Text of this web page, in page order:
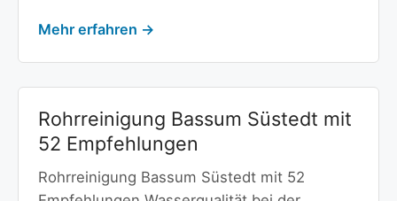
Mehr erfahren →
Rohrreinigung Bassum Süstedt mit
52 Empfehlungen
Rohrreinigung Bassum Süstedt mit 52